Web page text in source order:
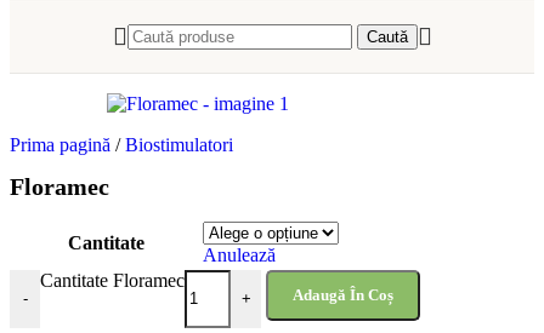
Caută
Prima pagină / Biostimulatori
Floramec
Cantitate
Anulează
-
Cantitate Floramec
+ Adaugă În Coș